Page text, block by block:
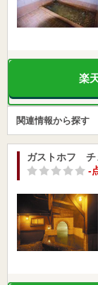
楽
関連情報から探す
ガストホフ チ
-